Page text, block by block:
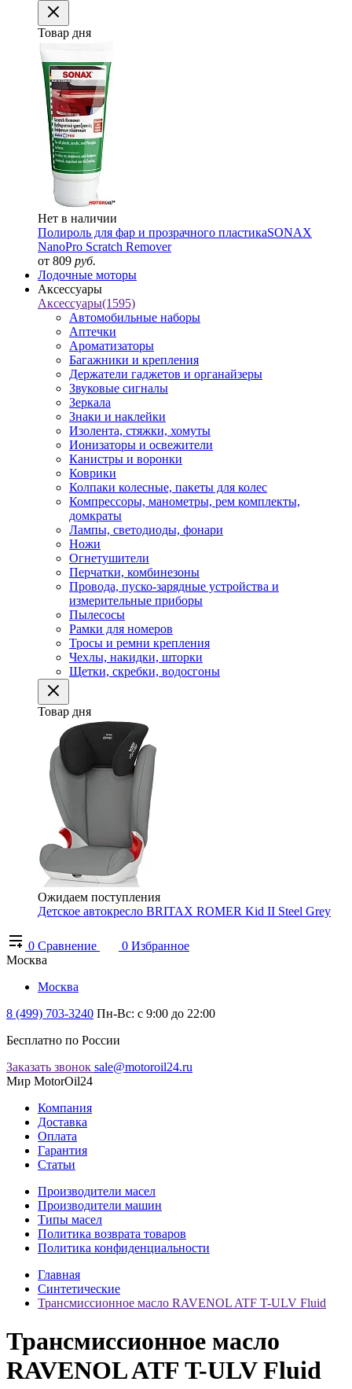
Товар дня
Нет в наличии
Полироль для фар и прозрачного пластикаSONAX
NanoPro Scratch Remover
от 809 руб.
Лодочные моторы
Аксессуары
Аксессуары(1595)
Автомобильные наборы
Аптечки
Ароматизаторы
Багажники и крепления
Держатели гаджетов и органайзеры
Звуковые сигналы
Зеркала
Знаки и наклейки
Изолента, стяжки, хомуты
Ионизаторы и освежители
Канистры и воронки
Коврики
Колпаки колесные, пакеты для колес
Компрессоры, манометры, рем комплекты,
домкраты
Лампы, светодиоды, фонари
Ножи
Огнетушители
Перчатки, комбинезоны
Провода, пуско-зарядные устройства и
измерительные приборы
Пылесосы
Рамки для номеров
Тросы и ремни крепления
Чехлы, накидки, шторки
Щетки, скребки, водосгоны
Товар дня
Ожидаем поступления
Детское автокресло BRITAX ROMER Kid II Steel Grey
0 Сравнение 0 Избранное
Москва
Москва
8 (499) 703-3240 Пн-Вс: с 9:00 до 22:00
Бесплатно по России
Заказать звонок sale@motoroil24.ru
Мир MotorOil24
Компания
Доставка
Оплата
Гарантия
Статьи
Производители масел
Производители машин
Типы масел
Политика возврата товаров
Политика конфиденциальности
Главная
Синтетические
Трансмиссионное масло RAVENOL ATF T-ULV Fluid
Трансмиссионное масло
RAVENOL ATF T-ULV Fluid